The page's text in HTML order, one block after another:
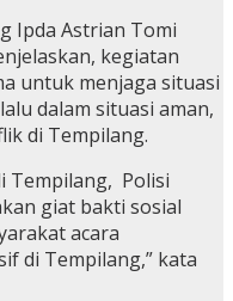
Ipda Astrian Tomi
kegiatan
untuk menjaga situasi
dalam situasi aman,
di Tempilang.
Tempilang, Polisi
giat bakti sosial
acara
di Tempilang,” kata